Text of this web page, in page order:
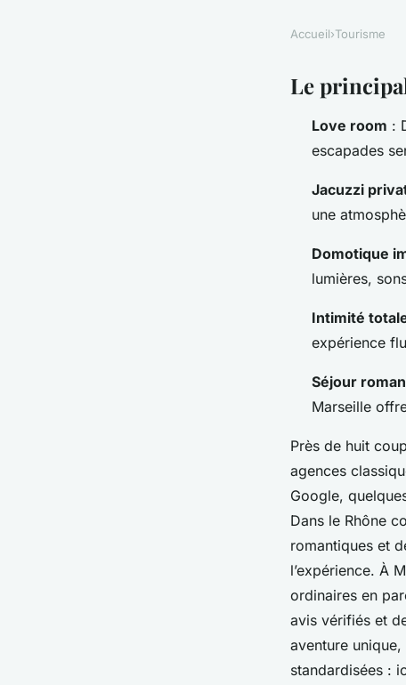
Choisir une
une nuit à Marseille
Accueil›Tourisme
Le
Love room :
escapades
Jacuzzi
une
Domotique
lumières,
Intimité
expérience
Séjour
Marseille
Près de huit
agences
Google,
Dans le Rhône
romantiques et
l’expérience. À
ordinaires en
avis vérifiés et
aventure
standardisées :